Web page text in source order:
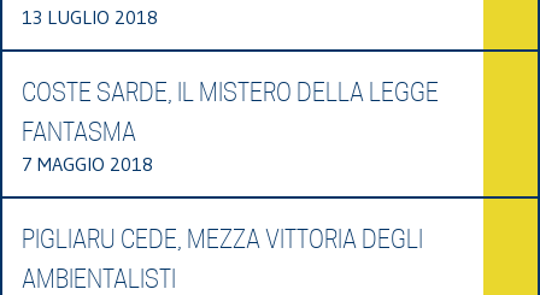
13 LUGLIO 2018
COSTE SARDE, IL MISTERO DELLA LEGGE
FANTASMA
7 MAGGIO 2018
PIGLIARU CEDE, MEZZA VITTORIA DEGLI
AMBIENTALISTI